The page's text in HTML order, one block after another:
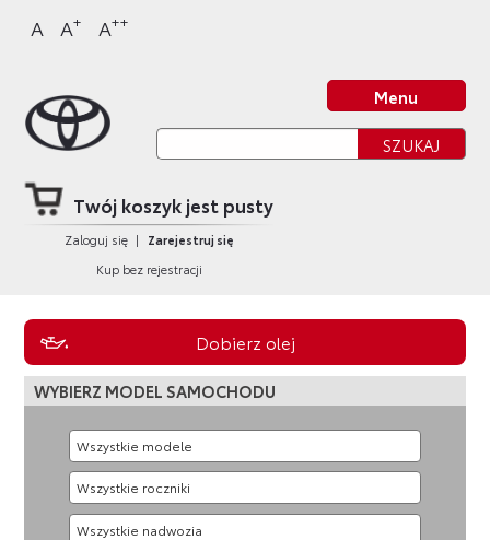
Sklep Toyota
do
nagłówka
do
bocznego
do
głównej
do
stopki
A A+ A++
Menu
Twój koszyk jest pusty
Zaloguj się |
Zarejestruj się
Kup bez rejestracji
Dobierz olej
WYBIERZ MODEL SAMOCHODU